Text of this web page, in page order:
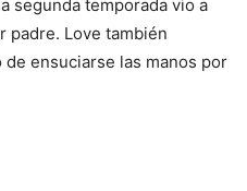
segunda temporada vio a
padre. Love también
ensuciarse las manos por